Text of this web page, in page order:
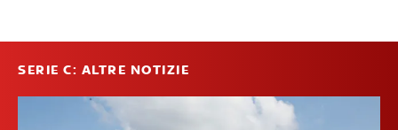
SERIE C: ALTRE NOTIZIE